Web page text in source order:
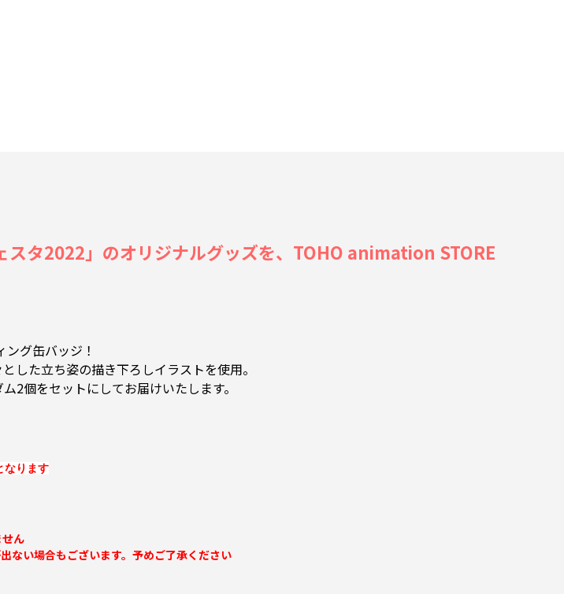
タ2022」のオリジナルグッズを、TOHO animation STORE
グ缶バッジ！
した立ち姿の描き下ろしイラストを使用。
2個をセットにしてお届けいたします。
なります
ん
ない場合もございます。予めご了承ください